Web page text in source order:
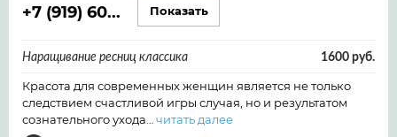
+7 (919) 60... Показать
Наращивание ресниц классика 1600 руб.
Красота для современных женщин является не только
следствием счастливой игры случая, но и результатом
сознательного ухода… читать далее